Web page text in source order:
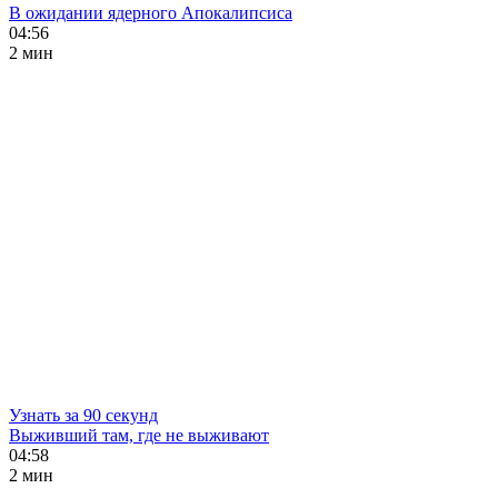
В ожидании ядерного Апокалипсиса
04:56
2 мин
Узнать за 90 секунд
Выживший там, где не выживают
04:58
2 мин